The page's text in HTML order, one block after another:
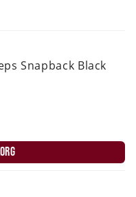
Snapback Black